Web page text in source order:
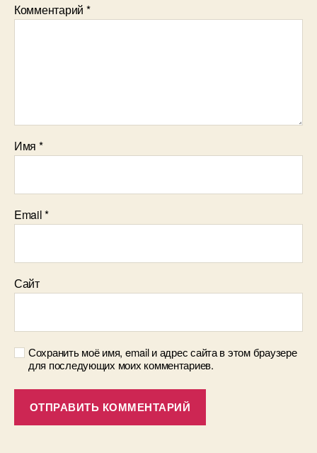
Комментарий *
Имя *
Email*
Сайт
Сохранить моё имя, email и адрес сайта в этом браузере
для последующих моих комментариев.